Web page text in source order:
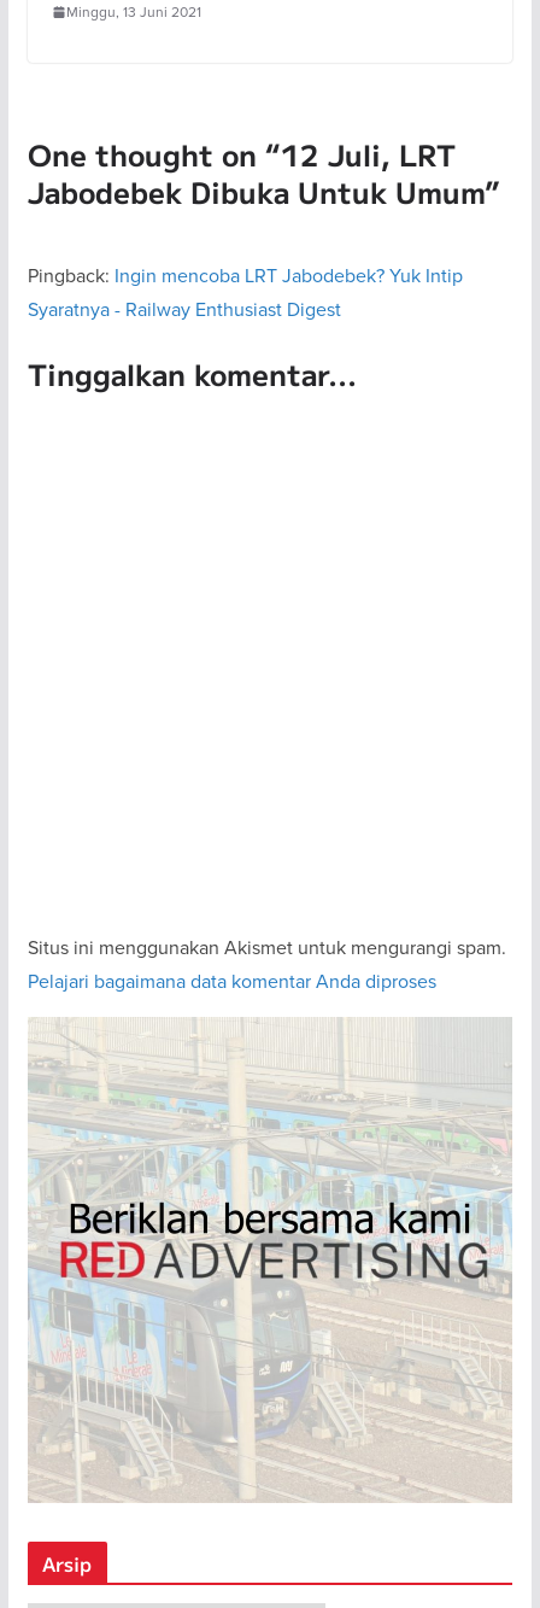
Minggu, 13 Juni 2021
One thought on “12 Juli, LRT
Jabodebek Dibuka Untuk Umum”
Pingback: Ingin mencoba LRT Jabodebek? Yuk Intip
Syaratnya - Railway Enthusiast Digest
Tinggalkan komentar...
Situs ini menggunakan Akismet untuk mengurangi spam.
Pelajari bagaimana data komentar Anda diproses
Arsip